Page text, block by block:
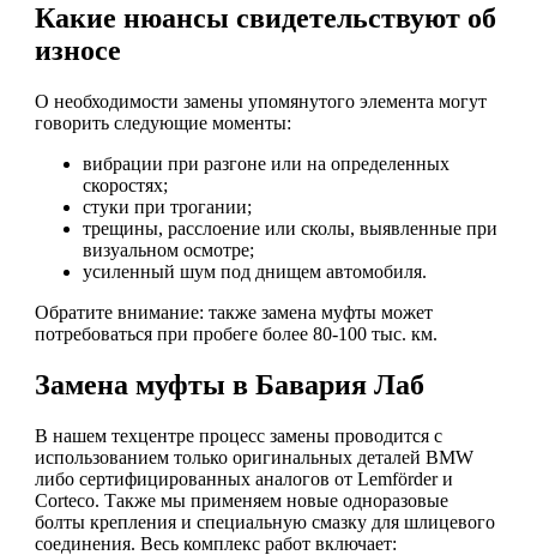
Какие нюансы свидетельствуют об
износе
О необходимости замены упомянутого элемента могут
говорить следующие моменты:
вибрации при разгоне или на определенных
скоростях;
стуки при трогании;
трещины, расслоение или сколы, выявленные при
визуальном осмотре;
усиленный шум под днищем автомобиля.
Обратите внимание: также замена муфты может
потребоваться при пробеге более 80-100 тыс. км.
Замена муфты в Бавария Лаб
В нашем техцентре процесс замены проводится с
использованием только оригинальных деталей BMW
либо сертифицированных аналогов от Lemförder и
Corteco. Также мы применяем новые одноразовые
болты крепления и специальную смазку для шлицевого
соединения. Весь комплекс работ включает: